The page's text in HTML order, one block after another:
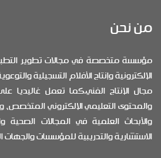
من نحن
مؤسسة متخصصة في مجالات تطوير
الإلكترونية وإنتاج الأفلام التسجيلية
مجال الإنتاج الفني.كما تعمل غاليديا
والمحتوى التعليمي الإلكتروني
والأبحاث العلمية في المجالات الصحية
الاستشارية والتدريبية للمؤسسات والجهات